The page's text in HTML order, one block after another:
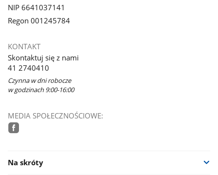
NIP 6641037141
Regon 001245784
KONTAKT
Skontaktuj się z nami
41 2740410
Czynna w dni robocze
w godzinach 9:00-16:00
MEDIA SPOŁECZNOŚCIOWE:
Na skróty